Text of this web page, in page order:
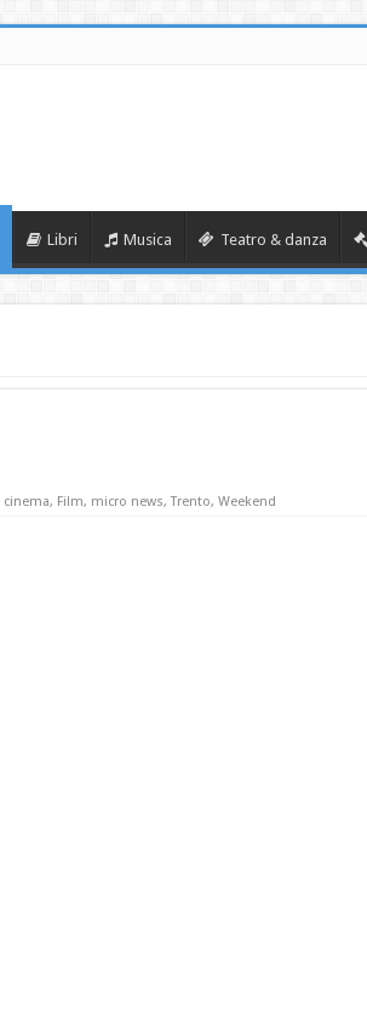
Libri Musica Teatro & danza
cinema, Film, micro news,Trento, Weekend